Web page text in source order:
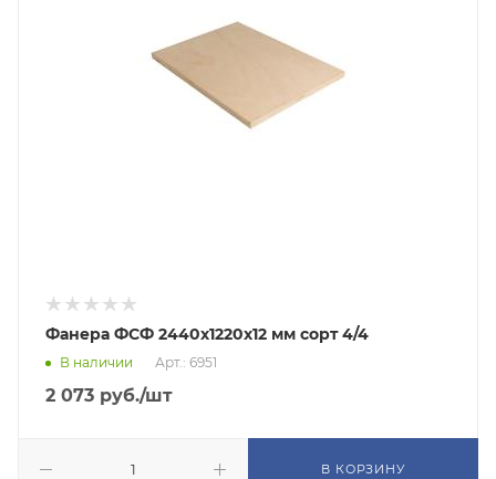
Фанера ФСФ 2440х1220х12 мм сорт 4/4
В наличии Арт.: 6951
2 073 руб./шт
В КОРЗИНУ